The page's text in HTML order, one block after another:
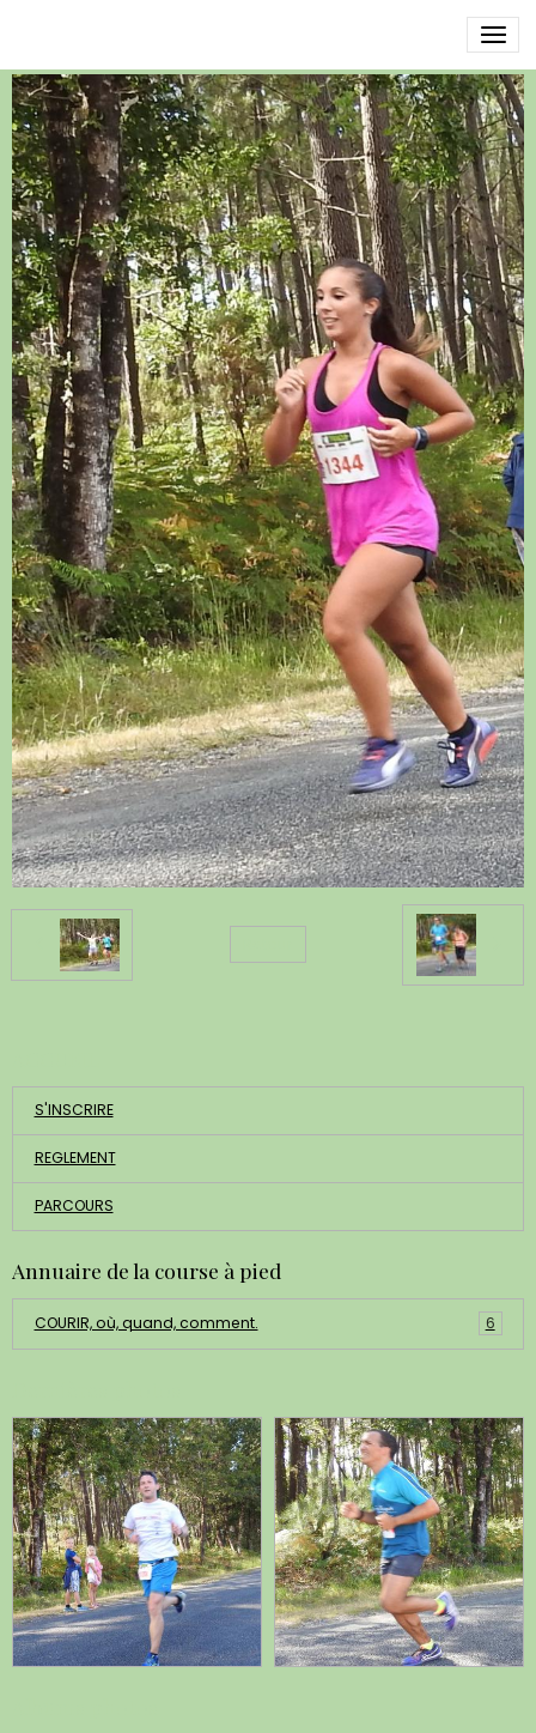
S'INSCRIRE
REGLEMENT
PARCOURS
Annuaire de la course à pied
COURIR, où, quand, comment. 6